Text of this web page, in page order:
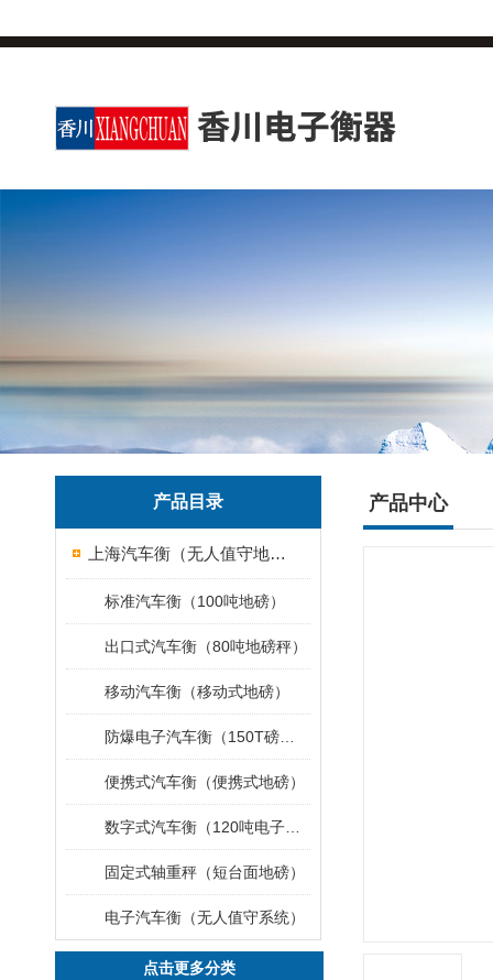
产品目录
上海汽车衡（无人值守地磅）
标准汽车衡（100吨地磅）
出口式汽车衡（80吨地磅秤）
移动汽车衡（移动式地磅）
便携式汽车衡（便携式地磅）
固定式轴重秤（短台面地磅）
电子汽车衡（无人值守系统）
点击更多分类
产品中心